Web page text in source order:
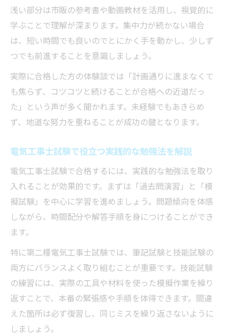
浅い部分は市販の参考書や動画教材を活用し、視覚的に
学ぶことで理解が深まります。集中力が続かない場合
は、短い時間でも良いのでとにかく手を動かし、少しず
つでも前進することを意識しましょう。
実際に合格した方の体験談では「計画通りに進まなくて
も焦らず、コツコツと続けることが合格への近道だっ
た」という声が多く聞かれます。未経験でもあきらめ
ず、地道な努力を重ねることが成功の鍵となります。
電気工事士試験で役立つ実践的な勉強法を解説
電気工事士試験で合格するには、実践的な勉強法を取り
入れることが効果的です。まずは「過去問演習」と「模
擬試験」を中心に学習を進めましょう。問題傾向を体感
しながら、時間配分や解答手順を身につけることができ
ます。
特に第二種電気工事士試験では、筆記試験と技能試験の
両方にバランスよく取り組むことが重要です。技能試験
の練習には、実際の工具や材料を使った模擬作業を繰り
返すことで、本番の緊張感や手順を体得できます。間違
えた箇所は必ず復習し、同じミスを繰り返さないように
しましょう。